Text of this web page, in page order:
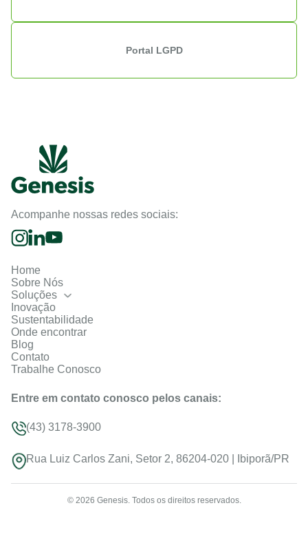
Portal LGPD
Acompanhe nossas redes sociais:
Home
Sobre Nós
Soluções
Inovação
Sustentabilidade
Onde encontrar
Blog
Contato
Trabalhe Conosco
Entre em contato conosco pelos canais:
(43) 3178-3900
Rua Luiz Carlos Zani, Setor 2, 86204-020 | Ibiporã/PR
© 2026 Genesis. Todos os direitos reservados.